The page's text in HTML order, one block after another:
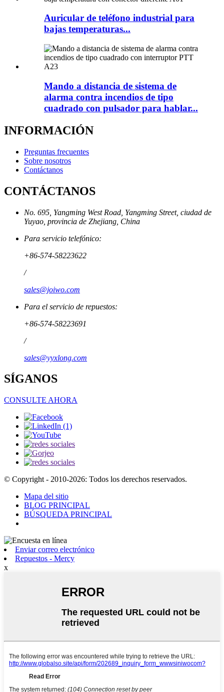
Auricular de teléfono industrial para
bajas temperaturas...
Mando a distancia de sistema de
alarma contra incendios de tipo
cuadrado con pulsador para hablar...
INFORMACIÓN
Preguntas frecuentes
Sobre nosotros
Contáctanos
CONTÁCTANOS
No. 695, Yangming West Road, Yangming Street, ciudad de
Yuyao, provincia de Zhejiang, China
Para servicio telefónico:
+86-574-58223622
/
sales@joiwo.com
Para el servicio de repuestos:
+86-574-58223691
/
sales@yyxlong.com
SÍGANOS
CONSULTE AHORA
© Copyright - 2010-2026: Todos los derechos reservados.
Mapa del sitio
BLOG PRINCIPAL
BÚSQUEDA PRINCIPAL
Enviar correo electrónico
Repuestos - Mercy
x